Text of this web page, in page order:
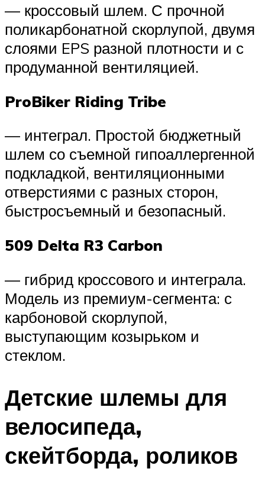
— кроссовый шлем. С прочной
поликарбонатной скорлупой, двумя
слоями EPS разной плотности и с
продуманной вентиляцией.
ProBiker Riding Tribe
— интеграл. Простой бюджетный
шлем со съемной гипоаллергенной
подкладкой, вентиляционными
отверстиями с разных сторон,
быстросъемный и безопасный.
509 Delta R3 Carbon
— гибрид кроссового и интеграла.
Модель из премиум-сегмента: с
карбоновой скорлупой,
выступающим козырьком и
стеклом.
Детские шлемы для
велосипеда,
скейтборда, роликов